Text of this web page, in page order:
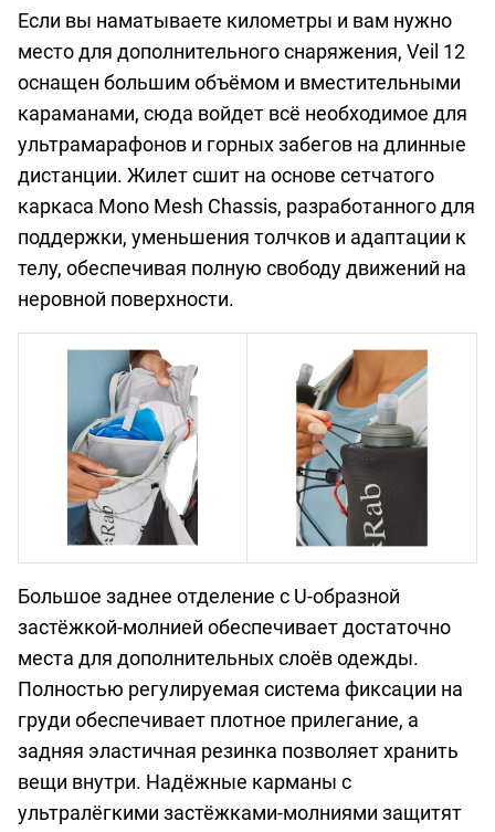
Если вы наматываете километры и вам нужно
место для дополнительного снаряжения, Veil 12
оснащен большим объёмом и вместительными
караманами, сюда войдет всё необходимое для
ультрамарафонов и горных забегов на длинные
дистанции. Жилет сшит на основе сетчатого
каркаса Mono Mesh Chassis, разработанного для
поддержки, уменьшения толчков и адаптации к
телу, обеспечивая полную свободу движений на
неровной поверхности.
Большое заднее отделение с U-образной
застёжкой-молнией обеспечивает достаточно
места для дополнительных слоёв одежды.
Полностью регулируемая система фиксации на
груди обеспечивает плотное прилегание, а
задняя эластичная резинка позволяет хранить
вещи внутри. Надёжные карманы с
ультралёгкими застёжками-молниями защитят